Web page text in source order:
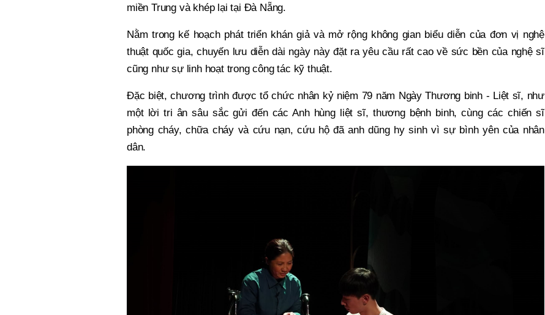
miền Trung và khép lại tại Đà Nẵng.
Nằm trong kế hoạch phát triển khán giả và mở rộng không gian biểu diễn của đơn vị nghệ
thuật quốc gia, chuyến lưu diễn dài ngày này đặt ra yêu cầu rất cao về sức bền của nghệ sĩ
cũng như sự linh hoạt trong công tác kỹ thuật.
Đặc biệt, chương trình được tổ chức nhân kỷ niệm 79 năm Ngày Thương binh - Liệt sĩ, như
một lời tri ân sâu sắc gửi đến các Anh hùng liệt sĩ, thương bệnh binh, cùng các chiến sĩ
phòng cháy, chữa cháy và cứu nạn, cứu hộ đã anh dũng hy sinh vì sự bình yên của nhân
dân.